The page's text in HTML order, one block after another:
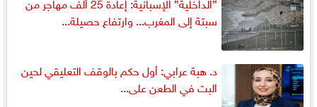
سبتة إلى المغرب... وارتفاع حصيلة...
د. هبة عرابي: أول حكم بالوقف التعليقي لحين
البت في الطعن على...